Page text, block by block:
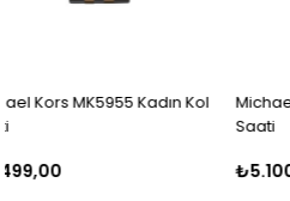
Michael Kors MK5799 Bayan Kol
₺5.100,00